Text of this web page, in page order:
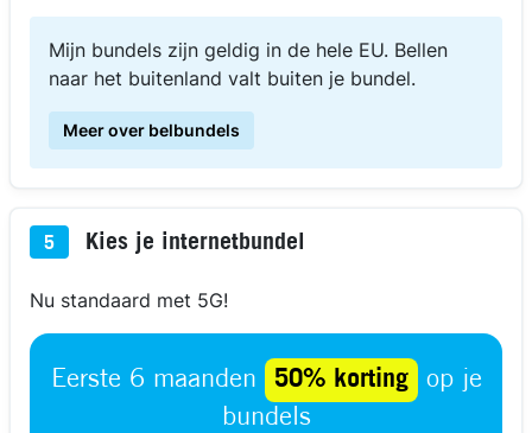
Mijn bundels zijn geldig in de hele EU. Bellen
naar het buitenland valt buiten je bundel.
Meer over belbundels
5 Kies je internetbundel
Nu standaard met 5G!
Eerste 6 maanden 50% korting
op je
bundels